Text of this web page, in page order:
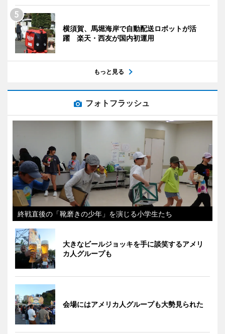
横須賀、馬堀海岸で自動配送ロボットが活
躍 楽天・西友が国内初運用
もっと見る
フォトフラッシュ
終戦直後の「靴磨きの少年」を演じる小学生たち
大きなビールジョッキを手に談笑するアメリ
カ人グループも
会場にはアメリカ人グループも大勢見られた